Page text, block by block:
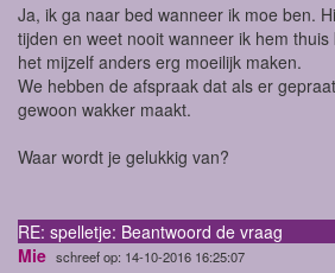
Ja, ik ga naar bed wanneer ik moe ben.
tijden en weet nooit wanneer ik hem
het mijzelf anders erg moeilijk maken.
We hebben de afspraak dat als er
gewoon wakker maakt.
Waar wordt je gelukkig van?
RE: spelletje: Beantwoord de vraag
Mie schreef op: 14-10-2016 16:25:07